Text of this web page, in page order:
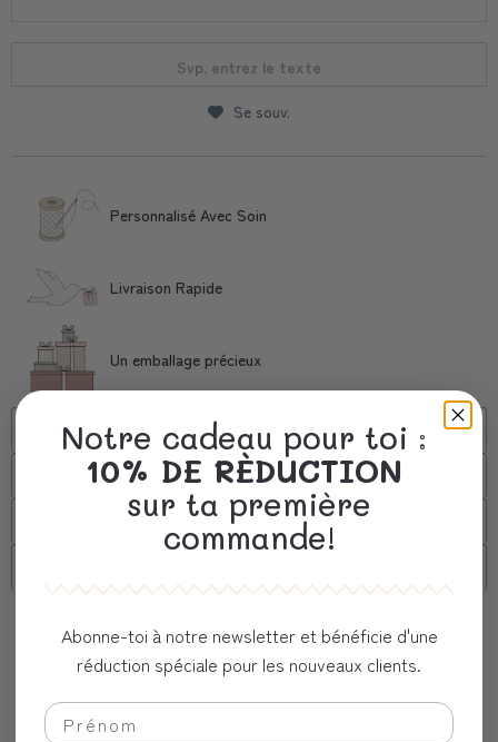
Svp. entrez le texte
Se souv.
Personnalisé Avec Soin
Livraison Rapide
Un emballage précieux
Description
Vous aimerez aussi
Notre cadeau pour toi :
10% DE RÈDUCTION
sur ta première
commande!
Abonne-toi à notre newsletter et bénéficie d'une
réduction spéciale pour les nouveaux clients.